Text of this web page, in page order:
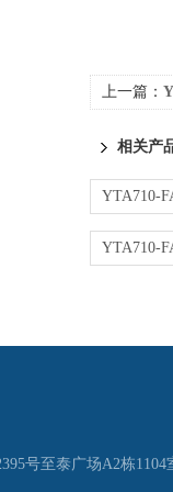
上一篇：
相关产
号至泰广场A2栋1104